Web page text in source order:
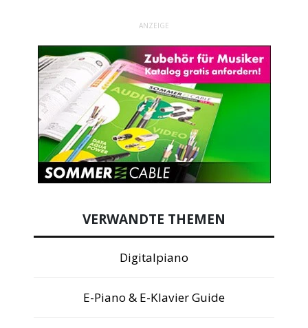
ANZEIGE
VERWANDTE THEMEN
Digitalpiano
E-Piano & E-Klavier Guide